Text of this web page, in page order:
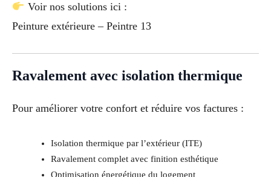
Voir nos solutions ici :
Peinture extérieure – Peintre 13
Ravalement avec isolation thermique
Pour améliorer votre confort et réduire vos factures :
Isolation thermique par l’extérieur (ITE)
Ravalement complet avec finition esthétique
Optimisation énergétique du logement